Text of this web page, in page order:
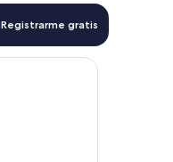
Registrarme gratis